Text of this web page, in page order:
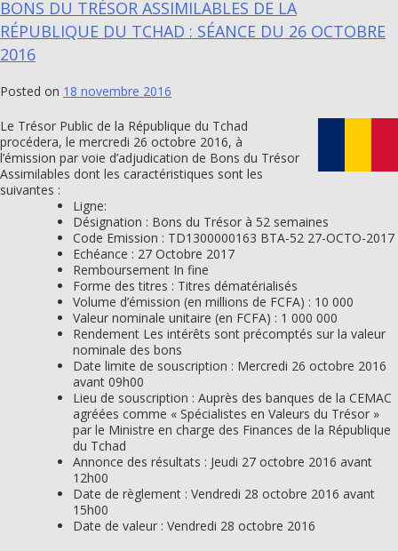
BONS DU TRÉSOR ASSIMILABLES DE LA
RÉPUBLIQUE DU TCHAD : SÉANCE DU 26 OCTOBRE
2016
Posted on 18 novembre 2016
Le Trésor Public de la République du Tchad
procédera, le mercredi 26 octobre 2016, à
l’émission par voie d’adjudication de Bons du Trésor
Assimilables dont les caractéristiques sont les
suivantes :
Ligne:
Désignation : Bons du Trésor à 52 semaines
Code Emission : TD1300000163 BTA-52 27-OCTO-2017
Echéance : 27 Octobre 2017
Remboursement In fine
Forme des titres : Titres dématérialisés
Volume d’émission (en millions de FCFA) : 10 000
Valeur nominale unitaire (en FCFA) : 1 000 000
Rendement Les intérêts sont précomptés sur la valeur
nominale des bons
Date limite de souscription : Mercredi 26 octobre 2016
avant 09h00
Lieu de souscription : Auprès des banques de la CEMAC
agréées comme « Spécialistes en Valeurs du Trésor »
par le Ministre en charge des Finances de la République
du Tchad
Annonce des résultats : Jeudi 27 octobre 2016 avant
12h00
Date de règlement : Vendredi 28 octobre 2016 avant
15h00
Date de valeur : Vendredi 28 octobre 2016